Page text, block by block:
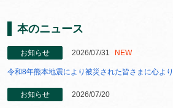
本のニュース
お知らせ 2026/07/31 NEW
令和8年熊本地震により被災された皆さまに心よ
お知らせ 2026/07/20